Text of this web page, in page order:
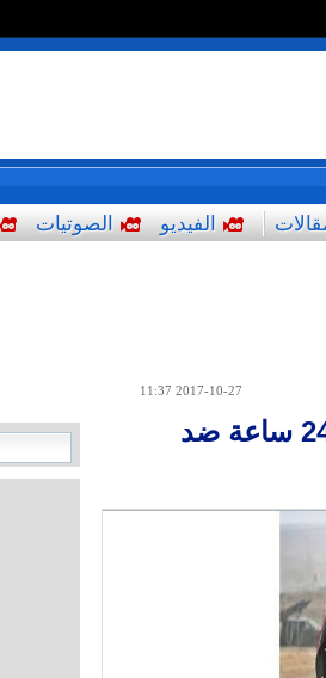
الفيديو الصوتيات
2017-10-27 11:37
العبادي يأمر بوقف العمليات العسكرية مدة 24 ساعة ضد